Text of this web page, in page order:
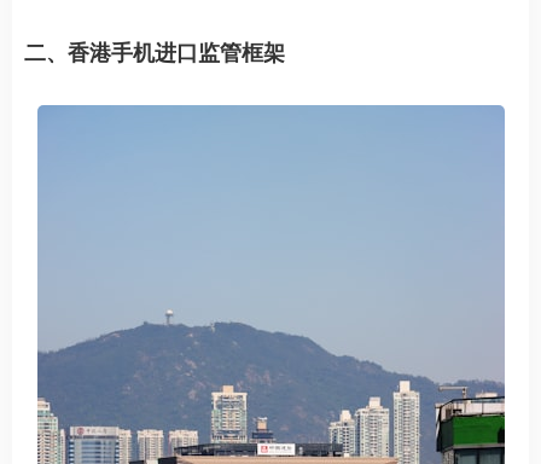
二、香港手机进口监管框架